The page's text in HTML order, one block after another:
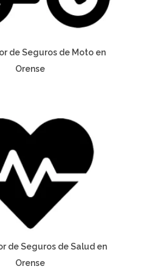
de Seguros de Moto en
Orense
de Seguros de Salud en
Orense